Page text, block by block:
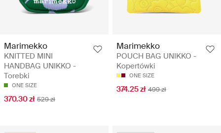
Marimekko
KNITTED MINI
HANDBAG UNIKKO -
Torebki
ONE SIZE
370.30 zł 529 zł
Marimekko
POUCH BAG UNIKKO -
Kopertówki
ONE SIZE
374.25 zł 499 zł